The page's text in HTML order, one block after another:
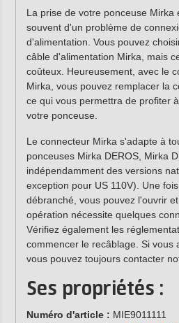
La prise de votre ponceuse Mirka
souvent d'un problème de
d'alimentation. Vous pouvez
câble d'alimentation Mirka, mais
coûteux. Heureusement, avec le
Mirka, vous pouvez remplacer la
ce qui vous permettra de profiter
votre ponceuse.
Le connecteur Mirka s'adapte à
ponceuses Mirka DEROS, Mirka
indépendamment des versions
exception pour US 110V). Une
débranché, vous pouvez l'ouvrir
opération nécessite quelques
Vérifiez également les
commencer le recâblage. Si vous
vous pouvez toujours contacter
Ses propriétés :
Numéro d'article : MIE9011111